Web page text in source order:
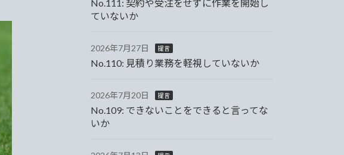
No.111: 契約や受注をせずに作業を開始し
ていないか
2026年7月27日 提言
No.110: 見積り業務を軽視していないか
2026年7月20日 提言
No.109: できないことをできると言ってな
いか